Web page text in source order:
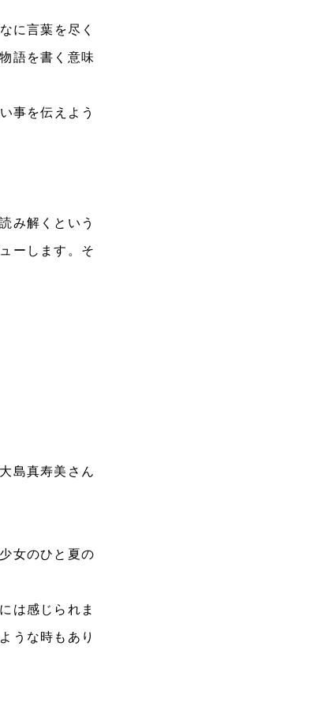
に言葉を尽く
語を書く意味
事を伝えよう
み解くという
ーします。そ
島真寿美さん
女のひと夏の
は感じられま
うな時もあり